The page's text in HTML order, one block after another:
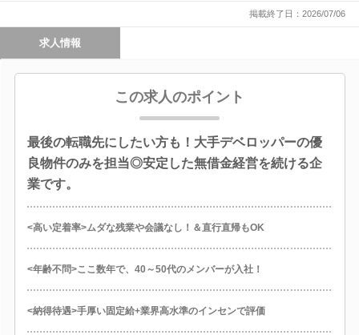
掲載終了日：2026/07/06
求人情報
この求人のポイント
最後の転職先にしたい方も！大手デベロッパーの優
良物件のみを担当◎安定した無借金経営を続ける企
業です。
<高い定着率>ムダな残業や会議なし！＆直行直帰もOK
<年齢不問>ここ数年で、40～50代のメンバーが入社！
<納得待遇>手厚い固定給+業界高水準のインセンで評価